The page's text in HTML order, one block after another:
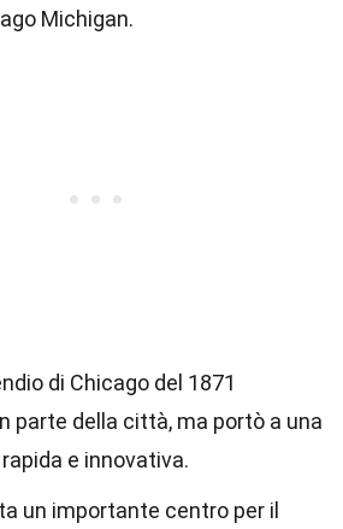
Michigan.
di Chicago del 1871
parte della città, ma portò a una
e innovativa.
un importante centro per il